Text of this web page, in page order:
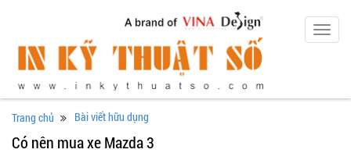
Trang chủ Bài viết hữu dụng
Có nên mua xe Mazda 3